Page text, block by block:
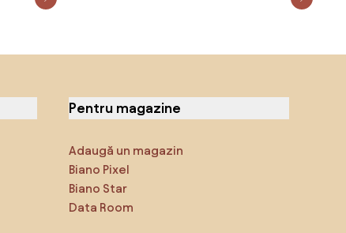
Pentru magazine
Adaugă un magazin
Biano Pixel
Biano Star
Data Room